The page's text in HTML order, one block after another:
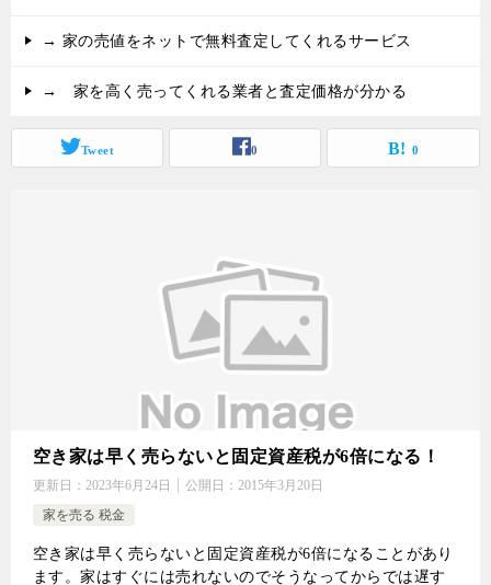
→ 家の売値をネットで無料査定してくれるサービス
→ 家を高く売ってくれる業者と査定価格が分かる
Tweet 0 0
空き家は早く売らないと固定資産税が6倍になる！
更新日： 2023年6月24日 公開日： 2015年3月20日
家を売る 税金
空き家は早く売らないと固定資産税が6倍になることがあり
ます。家はすぐには売れないのでそうなってからでは遅す